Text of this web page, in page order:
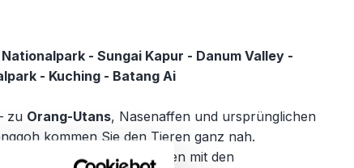
- Sungai Kapur - Danum Valley -
- Kuching - Batang Ai
zu Orang-Utans, Nasenaffen und ursprünglichen
kommen Sie den Tieren ganz nah.
und Begegnungen mit den